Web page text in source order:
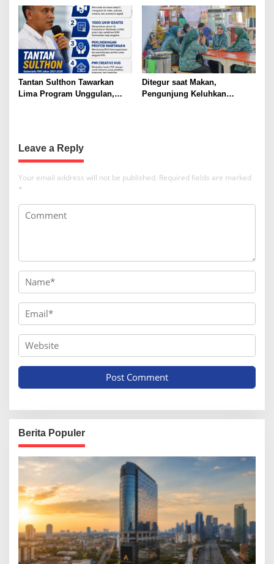
n
Polisi dengan Pasal UU ITE
Tantan Sulthon Tawarkan
Lima Program Unggulan,
Ditegur saat Makan,
Pengunjung Keluhkan
Leave a Reply
Your email address will not be published. Required fields are marked
*
Berita Populer